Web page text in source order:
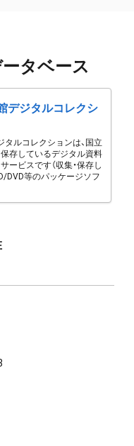
タベース
デジタルコレクシ
タルコレクションは、国立
保存しているデジタル資料
ービスです（収集・保存し
DVD等のパッケージソフ